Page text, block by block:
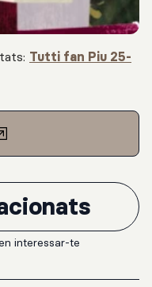
Tutti fan Piu 25-
interessar-te